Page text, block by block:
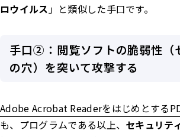
ロウイルス 」と類似した手口です。
手口②：閲覧ソフトの脆弱性（
の穴）を突いて攻撃する
Adobe Acrobat Readerをはじめとする
も、プログラムである以上、 セキュリテ